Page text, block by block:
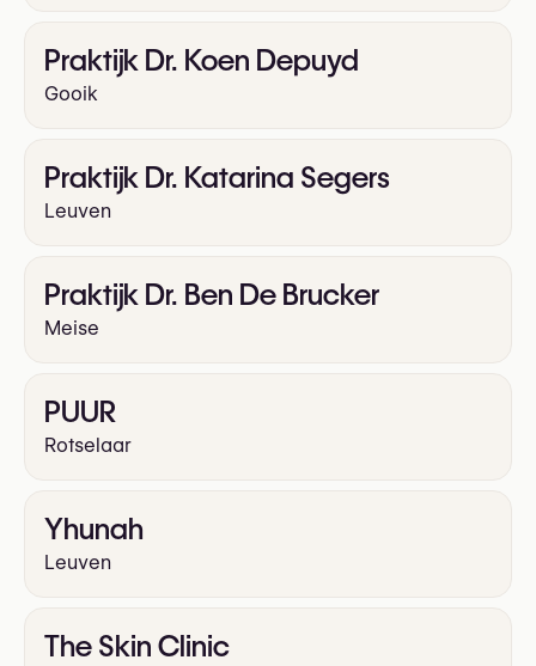
Praktijk Dr. Koen Depuyd
Gooik
Praktijk Dr. Katarina Segers
Leuven
Praktijk Dr. Ben De Brucker
Meise
PUUR
Rotselaar
Yhunah
Leuven
The Skin Clinic